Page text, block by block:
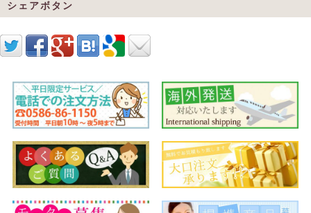
シェアボタン